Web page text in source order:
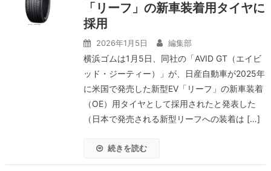
「リーフ」の新車装着用タイヤに
採用
2026年1月5日 編集部
横浜ゴムは1月5日、同社の「AVID GT（エイビ
ッド・ジーティー）」が、日産自動車が2025年
に米国で発売した新型EV「リーフ」の新車装着
（OE）用タイヤとして採用されたと発表した
（日本で発売される新型リーフへの装着は […]
続きを読む